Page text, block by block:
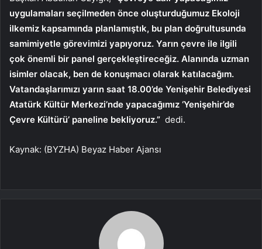
uygulamaları seçilmeden önce oluşturduğumuz Ekoloji
ilkemiz kapsamında planlamıştık, bu plan doğrultusunda
samimiyetle görevimizi yapıyoruz. Yarın çevre ile ilgili
çok önemli bir panel gerçekleştireceğiz. Alanında uzman
isimler olacak, ben de konuşmacı olarak katılacağım.
Vatandaşlarımızı yarın saat 18.00’de Yenişehir Belediyesi
Atatürk Kültür Merkezi’nde yapacağımız ‘Yenişehir’de
Çevre Kültürü’ paneline bekliyoruz.” dedi.
Kaynak: (BYZHA) Beyaz Haber Ajansı